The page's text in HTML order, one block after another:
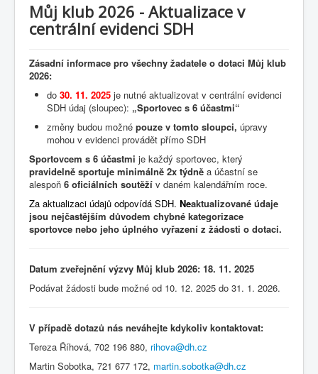
Můj klub 2026 - Aktualizace v
centrální evidenci SDH
Zásadní informace pro všechny žadatele o dotaci Můj klub
2026:
do 30. 11. 2025 je nutné aktualizovat v centrální evidenci
SDH údaj (sloupec): „Sportovec s 6 účastmi“
změny budou možné pouze v tomto sloupci, úpravy
mohou v evidenci provádět přímo SDH
Sportovcem s 6 účastmi je každý sportovec, který
pravidelně sportuje minimálně 2x týdně a účastní se
alespoň 6 oficiálních soutěží v daném kalendářním roce.
Za aktualizaci údajů odpovídá SDH. Neaktualizované údaje
jsou nejčastějším důvodem chybné kategorizace
sportovce nebo jeho úplného vyřazení z žádosti o dotaci.
Datum zveřejnění výzvy Můj klub 2026: 18. 11. 2025
Podávat žádosti bude možné od 10. 12. 2025 do 31. 1. 2026.
V případě dotazů nás neváhejte kdykoliv kontaktovat:
Tereza Říhová, 702 196 880, rihova@dh.cz
Martin Sobotka, 721 677 172, martin.sobotka@dh.cz